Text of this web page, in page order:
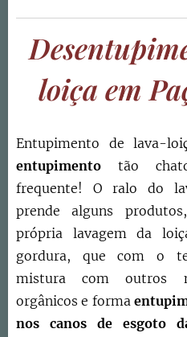
loiça em
Entupimento de lava-
entupimento tão
frequente! O ralo do
prende alguns
própria lavagem da
gordura, que com o
mistura com outros
orgânicos e forma
nos canos de esgoto